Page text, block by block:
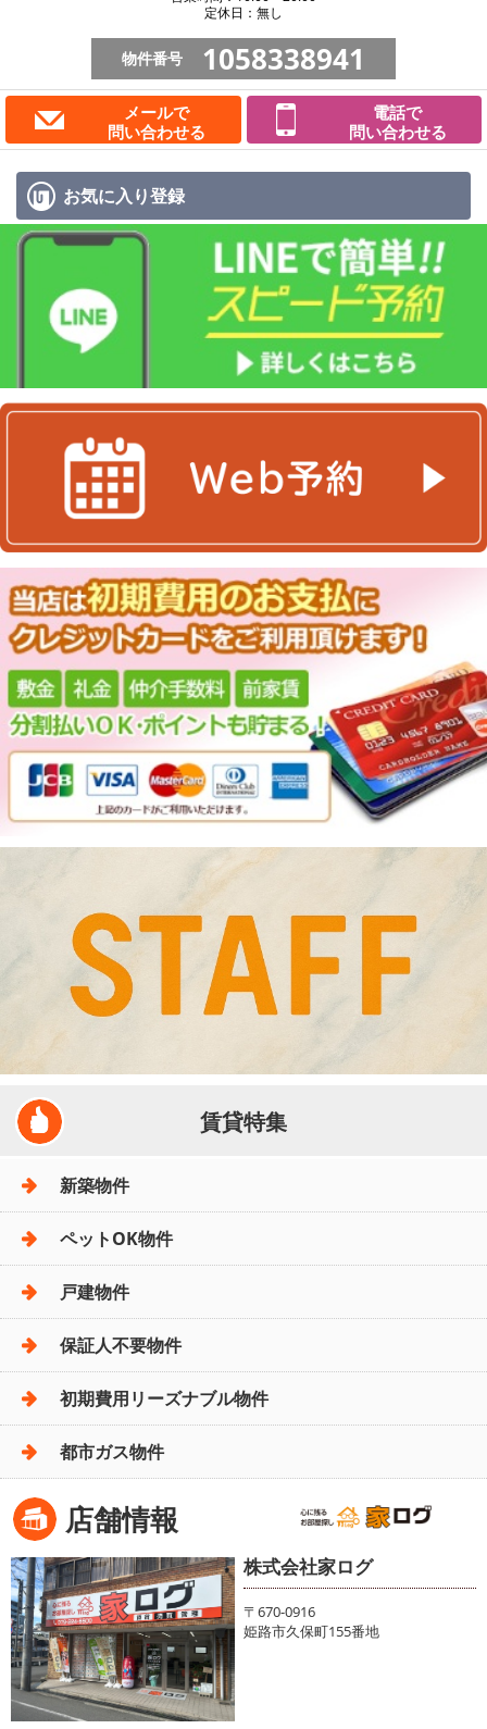
定休日：無し
物件番号 1058338941
メールで
問い合わせる
電話で
問い合わせる
お気に入り登録
賃貸特集
新築物件
ペットOK物件
戸建物件
保証人不要物件
初期費用リーズナブル物件
都市ガス物件
店舗情報
株式会社家ログ
〒670-0916
姫路市久保町155番地